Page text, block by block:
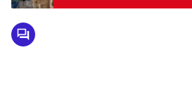
Pelestarian Burung Maleo